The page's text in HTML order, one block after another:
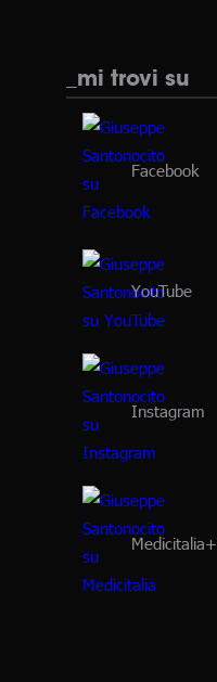
_mi trovi su
Facebook
YouTube
Instagram
Medicitalia+